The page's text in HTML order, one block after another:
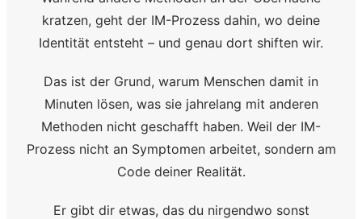
kratzen, geht der IM-Prozess dahin, wo deine
Identität entsteht – und genau dort shiften wir.
Das ist der Grund, warum Menschen damit in
Minuten lösen, was sie jahrelang mit anderen
Methoden nicht geschafft haben. Weil der IM-
Prozess nicht an Symptomen arbeitet, sondern am
Code deiner Realität.
Er gibt dir etwas, das du nirgendwo sonst